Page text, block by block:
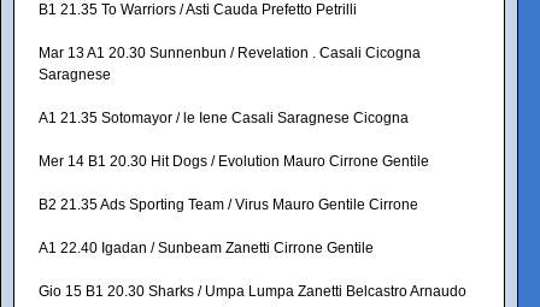
B1 21.35 To Warriors / Asti Cauda Prefetto Petrilli
Mar 13 A1 20.30 Sunnenbun / Revelation . Casali Cicogna
Saragnese
A1 21.35 Sotomayor / le Iene Casali Saragnese Cicogna
Mer 14 B1 20.30 Hit Dogs / Evolution Mauro Cirrone Gentile
B2 21.35 Ads Sporting Team / Virus Mauro Gentile Cirrone
A1 22.40 Igadan / Sunbeam Zanetti Cirrone Gentile
Gio 15 B1 20.30 Sharks / Umpa Lumpa Zanetti Belcastro Arnaudo